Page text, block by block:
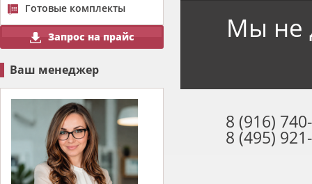
Готовые комплекты
Запрос на прайс
Ваш менеджер
Мы не
8 (916)
8 (495)